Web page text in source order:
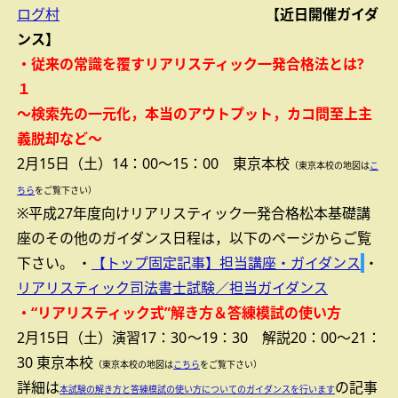
ログ村
【近日開催ガイダ
ンス】
・従来の常識を覆すリアリスティック一発合格法とは?
１
～検索先の一元化，本当のアウトプット，カコ問至上主
義脱却など～
2月15日（土）14：00～15：00 東京本校 （東京本校の地図はこ
ちらをご覧下さい）
※平成27年度向けリアリスティック一発合格松本基礎講
座のその他のガイダンス日程は，以下のページからご覧
下さい。
・ 【トップ固定記事】担当講座・ガイダンス ・
リアリスティック司法書士試験／担当ガイダンス
・“リアリスティック式”解き方＆答練模試の使い方
2月15日（土）演習17：30～19：30 解説20：00～21：
30 東京本校 （東京本校の地図はこちらをご覧下さい）
詳細は本試験の解き方と答練模試の使い方についてのガイダンスを行いますの記事